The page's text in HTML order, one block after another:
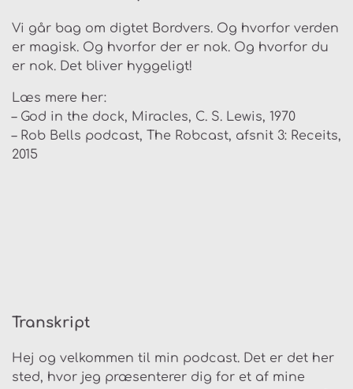
Vi går bag om digtet Bordvers. Og hvorfor verden
er magisk. Og hvorfor der er nok. Og hvorfor du
er nok. Det bliver hyggeligt!
Læs mere her:
– God in the dock, Miracles, C. S. Lewis, 1970
– Rob Bells podcast, The Robcast, afsnit 3: Receits,
2015
Transkript
Hej og velkommen til min podcast. Det er det her
sted, hvor jeg præsenterer dig for et af mine